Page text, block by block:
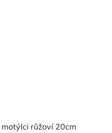
růžoví 20cm